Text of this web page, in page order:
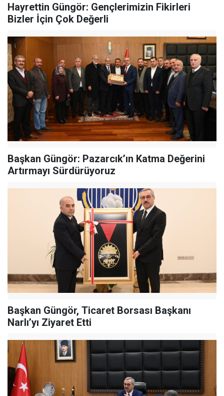
Hayrettin Güngör: Gençlerimizin Fikirleri
Bizler İçin Çok Değerli
Başkan Güngör: Pazarcık’ın Katma Değerini
Artırmayı Sürdürüyoruz
Başkan Güngör, Ticaret Borsası Başkanı
Narlı’yı Ziyaret Etti